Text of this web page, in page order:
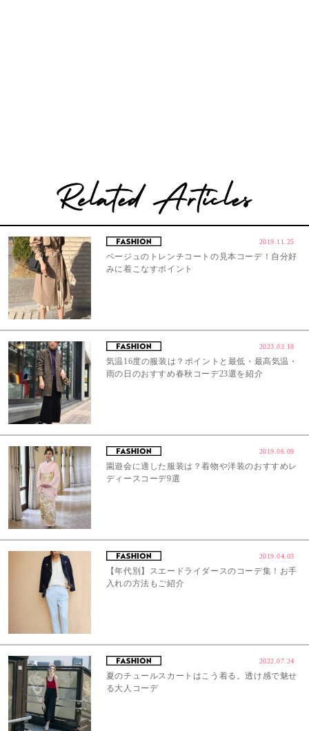
2019.11.25
ベージュのトレンチコートの見本コーデ！自分好
みに着こなすポイント
2023.03.18
気温16度の服装は？ポイントと最低・最高気温・
雨の日のおすすめ春秋コーデ23選を紹介
2019.06.09
園遊会に適した服装は？着物や洋装のおすすめレ
ディースコーデ9選
2019.04.03
【年代別】スエードライダースのコーデ集！お手
入れの方法もご紹介
2022.07.24
夏のチュールスカートはこう着る。透け感で魅せ
る大人コーデ